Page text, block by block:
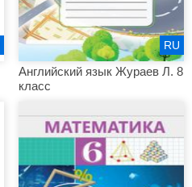
Английский язык Жураев Л. 8
класс
RU